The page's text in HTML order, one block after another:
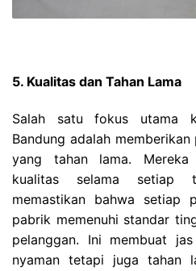
5. Kualitas dan Tahan Lama
Salah satu fokus utama
Bandung adalah
yang tahan lama. Mereka
kualitas selama setiap
memastikan bahwa setiap
pabrik memenuhi standar
pelanggan. Ini membuat
nyaman tetapi juga tahan